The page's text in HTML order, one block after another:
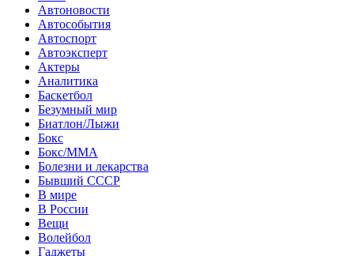
Автоновости
Автособытия
Автоспорт
Автоэксперт
Актеры
Аналитика
Баскетбол
Безумный мир
Биатлон/Лыжи
Бокс
Бокс/MMA
Болезни и лекарства
Бывший СССР
В мире
В России
Вещи
Волейбол
Гаджеты